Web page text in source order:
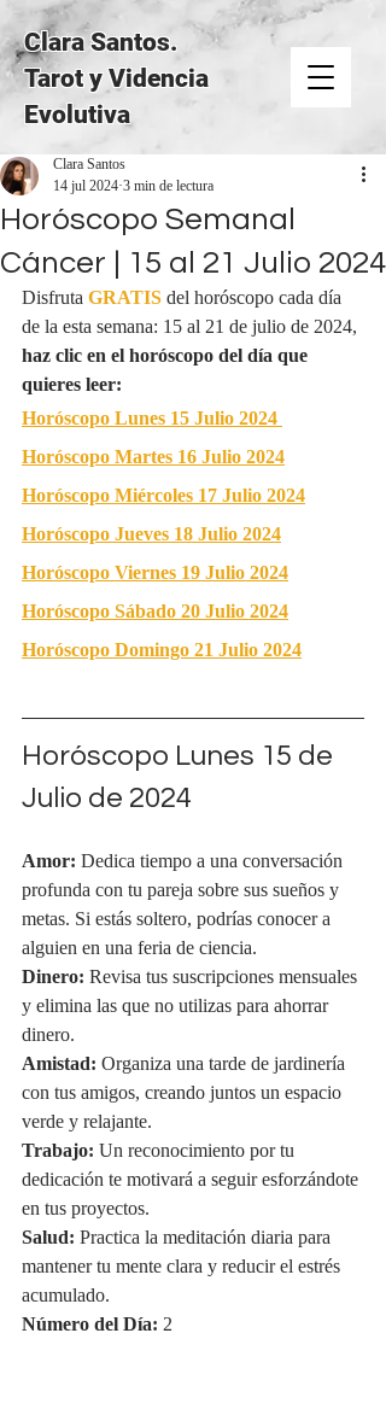
Clara Santos.
Tarot y Videncia
Evolutiva
Horóscopo Semanal
Cáncer | 15 al 21 Julio 2024
Clara Santos
14 jul 20243 min de lectura
Disfruta GRATISdel horóscopo cada día
de la esta semana: 15 al 21 de julio de 2024,
haz clic en el horóscopo del día que
quieres leer:
Horóscopo Lunes 15 Julio 2024
Horóscopo Martes 16 Julio 2024
Horóscopo Miércoles 17 Julio 2024
Horóscopo Jueves 18 Julio 2024
Horóscopo Viernes 19 Julio 2024
Horóscopo Sábado 20 Julio 2024
Horóscopo Domingo 21 Julio 2024
Horóscopo Lunes 15 de
Julio de 2024
Amor: Dedica tiempo a una conversación
profunda con tu pareja sobre sus sueños y
metas. Si estás soltero, podrías conocer a
alguien en una feria de ciencia.
Dinero: Revisa tus suscripciones mensuales
y elimina las que no utilizas para ahorrar
dinero.
Amistad: Organiza una tarde de jardinería
con tus amigos, creando juntos un espacio
verde y relajante.
Trabajo: Un reconocimiento por tu
dedicación te motivará a seguir esforzándote
en tus proyectos.
Salud: Practica la meditación diaria para
mantener tu mente clara y reducir el estrés
acumulado.
Número del Día: 2